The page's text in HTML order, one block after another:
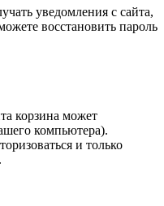
уведомления с сайта,
восстановить пароль
корзина может
компьютера).
и только